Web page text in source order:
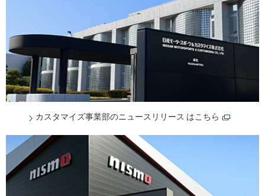
カスタマイズ事業部のニュースリリース はこちら